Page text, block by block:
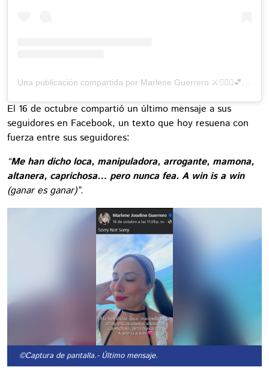
El 16 de octubre compartió un último mensaje a sus
seguidores en Facebook, un texto que hoy resuena con
fuerza entre sus seguidores:
“Me han dicho loca, manipuladora, arrogante, mamona,
altanera, caprichosa… pero nunca fea. A win is a win
(ganar es ganar)”.
©Captura de pantalla.- Último mensaje.